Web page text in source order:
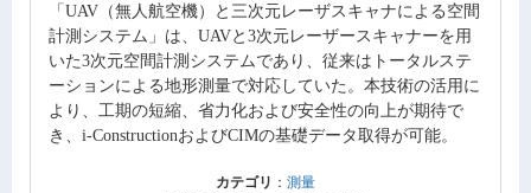
「UAV（無人航空機）と三次元レーザスキャナによる空間
計測システム」は、UAVと3次元レーザースキャナーを用
いた3次元空間計測システムであり、従来はトータルステ
ーションによる地形測量で対応していた。本技術の活用に
より、工期の短縮、省力化および安全性の向上が期待で
き、i-ConstructionおよびCIMの基礎データ取得が可能。
カテゴリ ： 測量